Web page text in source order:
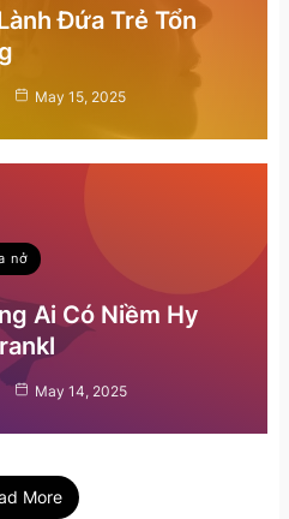
Đứa Trẻ Tổn
May 15, 2025
nở
Ai Có Niềm Hy
May 14, 2025
More